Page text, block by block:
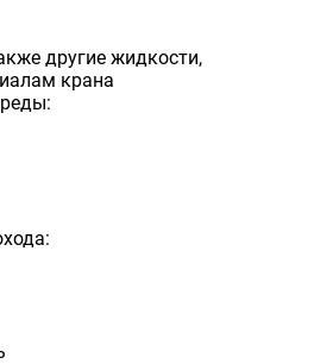
другие жидкости,
крана